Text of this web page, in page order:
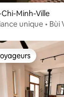
Minh-Ville
unique • Bùi
les plus